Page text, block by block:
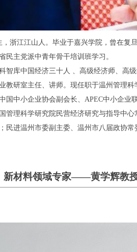
，浙江江山人。毕业于嘉兴学院 ，曾在复
民主党派中青年骨干培训班学习。
智库中国经济三十人 、 高级经济师 高
教研室主任、讲师。现任职于温州管理科
国中小企业协会副会长、APEC中小企业
管理科学研究院民营经济研究与指导中心
民进温州市委副主委、温州市八届政协
新材料领域专家——黄学辉教